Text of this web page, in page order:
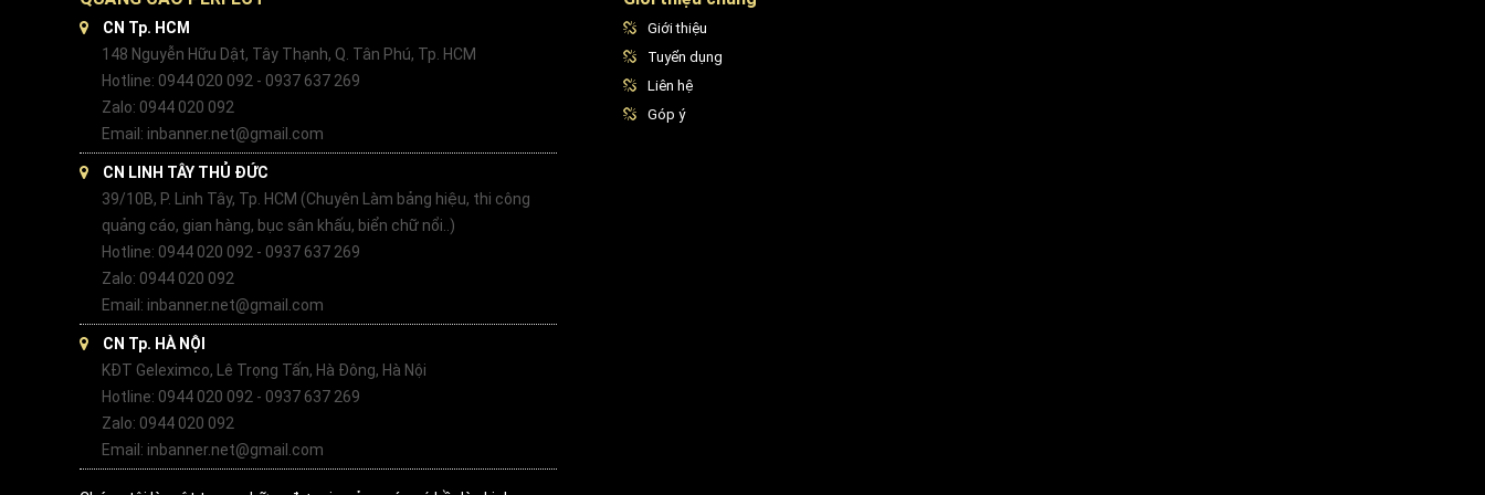
CN Tp. HCM
148 Nguyễn Hữu Dật, Tây Thạnh, Q. Tân Phú, Tp. HCM
Hotline: 0944 020 092 - 0937 637 269
Zalo: 0944 020 092
Email: inbanner.net@gmail.com
CN LINH TÂY THỦ ĐỨC
39/10B, P. Linh Tây, Tp. HCM (Chuyên Làm bảng hiệu, thi công
quảng cáo, gian hàng, bục sân khấu, biển chữ nổi..)
Hotline: 0944 020 092 - 0937 637 269
Zalo: 0944 020 092
Email: inbanner.net@gmail.com
CN Tp. HÀ NỘI
KĐT Geleximco, Lê Trọng Tấn, Hà Đông, Hà Nội
Hotline: 0944 020 092 - 0937 637 269
Zalo: 0944 020 092
Email: inbanner.net@gmail.com
Giới thiệu
Tuyển dụng
Liên hệ
Góp ý